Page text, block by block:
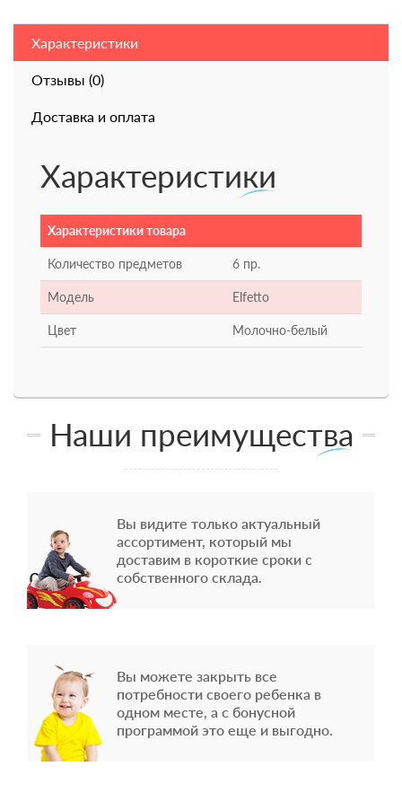
Характеристики
Отзывы (0)
Доставка и оплата
Характеристики
Характеристики товара
Количество предметов 6 пр.
Модель Elfetto
Цвет Молочно-белый
Наши преимущества
Вы видите только актуальный
ассортимент, который мы
доставим в короткие сроки с
собственного склада.
Вы можете закрыть все
потребности своего ребенка в
одном месте, а с бонусной
программой это еще и выгодно.